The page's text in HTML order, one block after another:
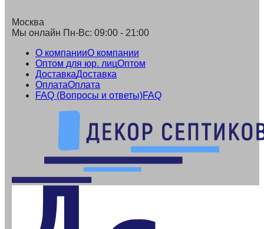
Москва
Мы онлайн Пн-Вс: 09:00 - 21:00
О компанииО компании
Оптом для юр. лицОптом
ДоставкаДоставка
ОплатаОплата
FAQ (Вопросы и ответы)FAQ